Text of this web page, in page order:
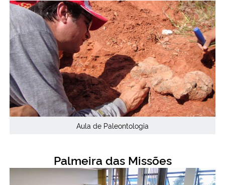
Aula de Paleontologia
Palmeira das Missões